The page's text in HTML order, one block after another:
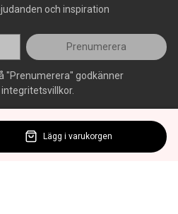
och inspiration
Prenumerera
"Prenumerera" godkänner
Lägg i varukorgen